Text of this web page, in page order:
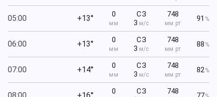
05:00 +13° 0
мм
СЗ
3 м/с
748
мм рт
91 %
06:00 +13° 0
мм
СЗ
3 м/с
748
мм рт
88 %
07:00 +14° 0
мм
СЗ
3 м/с
748
мм рт
82%
0
СЗ
748